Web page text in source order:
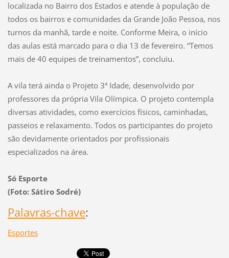
localizada no Bairro dos Estados e atende à população de
todos os bairros e comunidades da Grande João Pessoa, nos
turnos da manhã, tarde e noite. Conforme Meira, o início
das aulas está marcado para o dia 13 de fevereiro. “Temos
mais de 40 equipes de treinamentos”, concluiu.
A vila terá ainda o Projeto 3ª Idade, desenvolvido por
professores da própria Vila Olímpica. O projeto contempla
diversas atividades, como exercícios físicos, caminhadas,
passeios e relaxamento. Todos os participantes do projeto
são devidamente orientados por profissionais
especializados na área.
Só Esporte
(Foto: Sátiro Sodré)
Palavras-chave:
Esportes